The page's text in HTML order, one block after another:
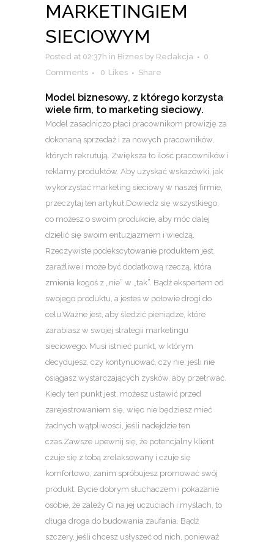
MARKETINGIEM
SIECIOWYM
Posted at 02:37h in Biznes by Redakcja
0
Comments
0 Likes Share
Model biznesowy, z którego korzysta
wiele firm, to marketing sieciowy.
Model zasadniczo płaci pracownikom prowizję za
dokonaną sprzedaż i za nowych pracowników,
których rekrutują. Zwiększa to ilość pracowników i
reklamy produktów. Aby uzyskać wskazówki, jak
wykorzystać marketing sieciowy w naszej firmie,
przeczytaj ten artykuł.Dowiedz się wszystkiego,
co możesz o swoim produkcie, aby móc dalej
dzielić się swoim entuzjazmem i wiedzą.
Rzeczywiste podekscytowanie produktem jest
zaraźliwe i może być dodatkową rzeczą, która
zmienia kogoś z „nie” w „tak”. Bądź ekspertem od
swojego produktu, a jesteś w połowie drogi do
celu.Ważne jest, aby śledzić pieniądze, które
zarabiasz w swojej strategii marketingu
sieciowego. Musi istnieć punkt, w którym
decydujesz, czy kontynuować, czy nie, jeśli nie
osiągasz wystarczających zysków, aby przetrwać.
Kiedy ten punkt jest, możesz ustawić przed
zarejestrowaniem się, więc nie będziesz mieć
żadnych wątpliwości, jeśli nadejdzie ten
czas.Zawsze upewnij się, że potencjalny klient
czuje się z tobą zrelaksowany i czuje się
komfortowo, zanim spróbujesz promować swój
produkt. Bycie dobrym słuchaczem i pokazanie
osobie, że zależy Ci na jej uczuciach i myślach, to
długa droga do budowania zaufania. Bądź
szczery, jeśli chcesz usłyszeć od nich, ponieważ